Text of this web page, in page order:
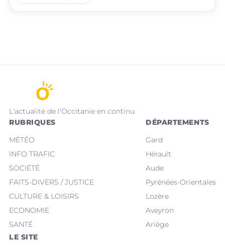
L'actualité de l'Occitanie en continu
RUBRIQUES
MÉTÉO
INFO TRAFIC
SOCIÉTÉ
FAITS-DIVERS / JUSTICE
CULTURE & LOISIRS
ECONOMIE
SANTÉ
DÉPARTEMENTS
Gard
Hérault
Aude
Pyrénées-Orientales
Lozère
Aveyron
Ariège
LE SITE